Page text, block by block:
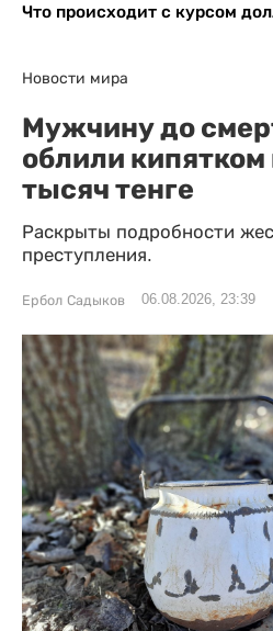
Что происходит с курсом
Новости мира
Мужчину до
облили кипятком
тысяч тенге
Раскрыты подробности
преступления.
Ербол Садыков 06.08.2026, 23:39